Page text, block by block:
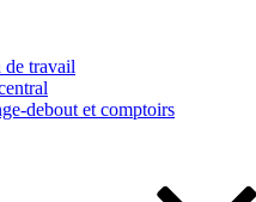
de travail
debout et comptoirs